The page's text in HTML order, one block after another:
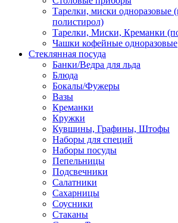
Тарелки, миски одноразовые
полистирол)
Тарелки, Миски, Креманки
Чашки кофейные одноразовые
Стеклянная посуда
Банки/Ведра для льда
Блюда
Бокалы/Фужеры
Вазы
Креманки
Кружки
Кувшины, Графины, Штофы
Наборы для специй
Наборы посуды
Пепельницы
Подсвечники
Салатники
Сахарницы
Соусники
Стаканы